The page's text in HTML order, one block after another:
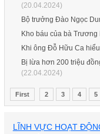
(20.04.2024)
Bộ trưởng Đào Ngọc
Kho báu của bà
Khi ông Đỗ Hữu Ca
Bị lừa hơn 200 triệu
(22.04.2024)
First 2 3 4 5
LĨNH VỰC HOẠT